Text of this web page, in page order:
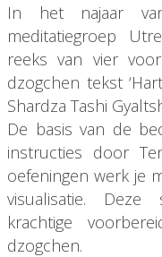
In het najaar
meditatiegroep
reeks van vier
dzogchen tekst
Shardza Tashi
De basis van de
instructies door
oefeningen werk je
visualisatie.
krachtige
dzogchen.